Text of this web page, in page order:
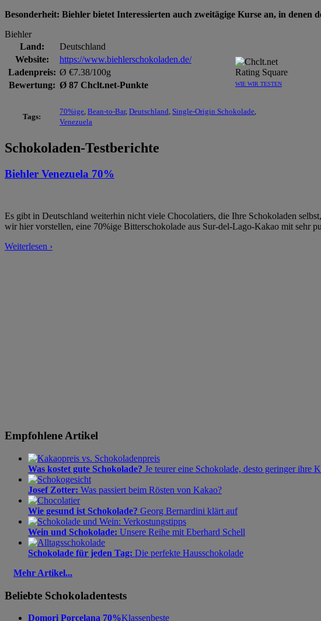
Besonderheit: Biehler bietet Interessierten auch zweitägige Kurse an, in denen
Biehler
Land:
Deutschland
WIE WIR TESTEN
Website:
https://www.biehlerschokoladen.de/
Ladenpreis: Ø €7.38/100g
Bewertung: Ø 87 Chclt.net-Punkte
Tags:
70%ige Bean-to-Bar, Deutschland Single-Origin Schokolade
Venezuela
Schokoladen-Testberichte
Biehler Venezuela 70%
Es gibt in Deutschland weiterhin nicht viele Chocolatiers, die Ihre Schokoladen
wir hier vorstellen, eine 70%ige Bitterschokolade aus Sur-del-Lago-Kakao mit sehr
Weiterlesen ›
Empfohlene Artikel
Was kostet gute Schokolade? Je teurer eine Schokolade, desto geringer ihre
Josef Zotter: Was passiert beim Rösten von Kakao?
Wie gesund ist Schokolade? Georg Bernardini klärt auf
Wein und Schokolade: Unsere Reihe mit Eberhard Schell
Schokolade für jeden Tag: Die perfekte Hausschokolade
Mehr Artikel...
Beliebte Schokoladentests
Domori Porcelana 70%Klassenbeste